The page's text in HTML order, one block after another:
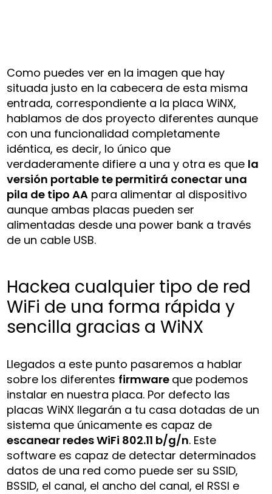
Como puedes ver en la imagen que hay
situada justo en la cabecera de esta misma
entrada, correspondiente a la placa WiNX,
hablamos de dos proyecto diferentes aunque
con una funcionalidad completamente
idéntica, es decir, lo único que
verdaderamente difiere a una y otra es que la
versión portable te permitirá conectar una
pila de tipo AA para alimentar al dispositivo
aunque ambas placas pueden ser
alimentadas desde una power bank a través
de un cable USB.
Hackea cualquier tipo de red
WiFi de una forma rápida y
sencilla gracias a WiNX
Llegados a este punto pasaremos a hablar
sobre los diferentes firmware que podemos
instalar en nuestra placa. Por defecto las
placas WiNX llegarán a tu casa dotadas de un
sistema que únicamente es capaz de
escanear redes WiFi 802.11 b/g/n. Este
software es capaz de detectar determinados
datos de una red como puede ser su SSID,
BSSID, el canal, el ancho del canal, el RSSI e